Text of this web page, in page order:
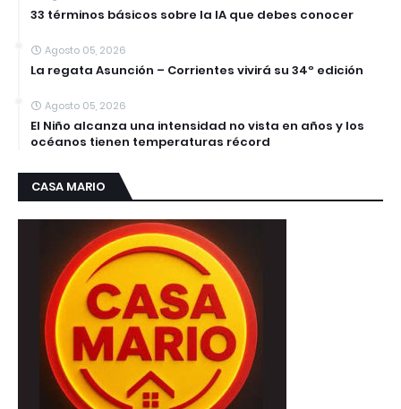
33 términos básicos sobre la IA que debes conocer
Agosto 05, 2026
La regata Asunción – Corrientes vivirá su 34º edición
Agosto 05, 2026
El Niño alcanza una intensidad no vista en años y los
océanos tienen temperaturas récord
CASA MARIO